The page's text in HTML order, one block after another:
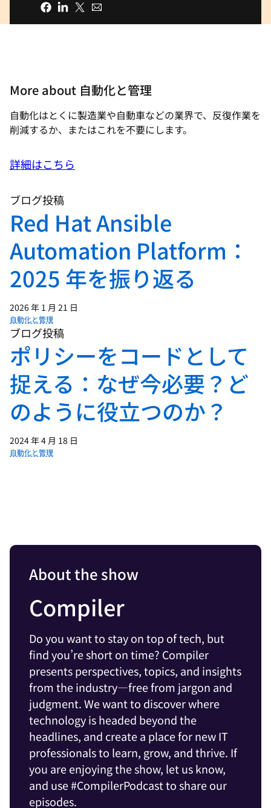
More about 自動化と管理
自動化はとくに製造業や自動車などの業界で、反復作業を
削減するか、またはこれを不要にします。
詳細はこちら
ブログ投稿
Red Hat Ansible
Automation Platform：
2025 年を振り返る
2026 年 1 月 21 日
自動化と管理
ブログ投稿
ポリシーをコードとして
捉える：なぜ今必要？ど
のように役立つのか？
2024 年 4 月 18 日
自動化と管理
About the show
Compiler
Do you want to stay on top of tech, but
find you’re short on time? Compiler
presents perspectives, topics, and insights
from the industry—free from jargon and
judgment. We want to discover where
technology is headed beyond the
headlines, and create a place for new IT
professionals to learn, grow, and thrive. If
you are enjoying the show, let us know,
and use #CompilerPodcast to share our
episodes.